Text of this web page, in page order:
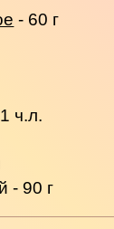
- 60 г
ч.л.
- 90 г